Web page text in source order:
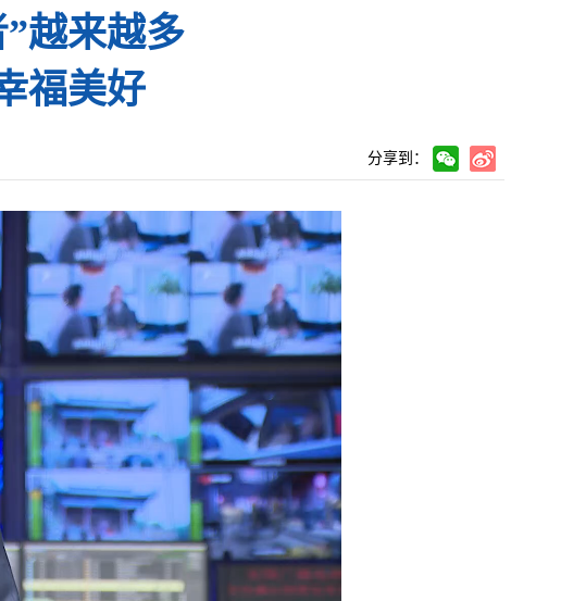
越来越多
福美好
分享到：